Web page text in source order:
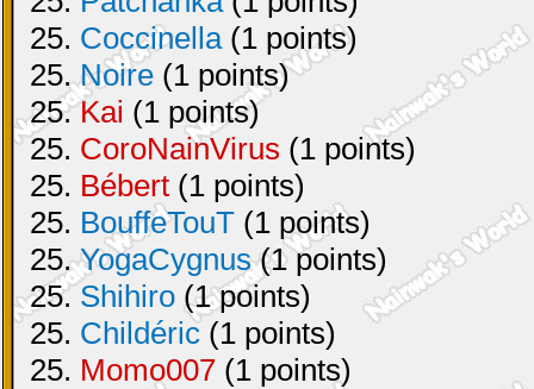
25. Coccinella(1 points)
25.Noire (1 points)
25.Kai (1 points)
25. CoroNainVirus (1 points)
25. Bébert (1 points)
25. BouffeTouT (1 points)
25.YogaCygnus(1 points)
25.Shihiro (1 points)
25. Childéric (1 points)
25. Momo007 (1 points)